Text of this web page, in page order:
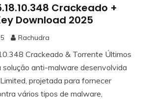
Crackeado +
Download 2025
Rachudra
Crackeado & Torrente Últimos
solução anti-malware desenvolvida
projetada para fornecer
vários tipos de malware,